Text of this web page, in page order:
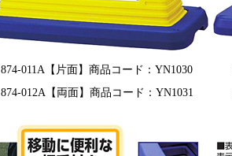
874-011A【片面】商品コード：YN1030
874-012A【両面】商品コード：YN1031